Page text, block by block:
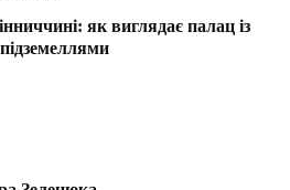
як виглядає палац із